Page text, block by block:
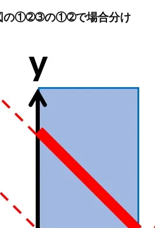
の①➁➂の①➁で場合分け